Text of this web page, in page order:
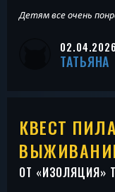
Детям все очень
02.04.2026
ТАТЬЯНА
КВЕСТ
ОТ «ИЗОЛЯЦИЯ»